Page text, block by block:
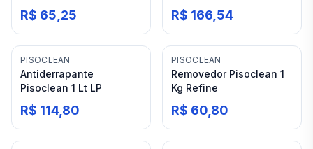
R$ 65,25
Hidrofuga
R$ 166,54
PISOCLEAN
Antiderrapante
Pisoclean 1 Lt LP
R$ 114,80
PISOCLEAN
Removedor Pisoclean 1
Kg Refine
R$ 60,80